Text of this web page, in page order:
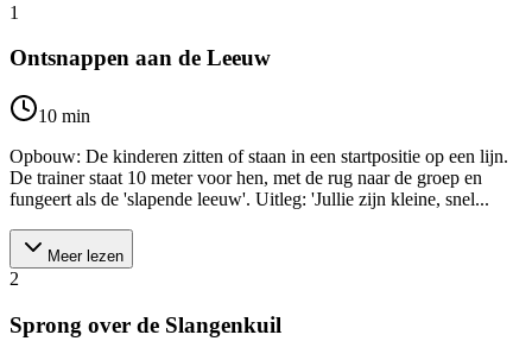
1
Ontsnappen aan de Leeuw
10 min
Opbouw: De kinderen zitten of staan in een startpositie op een lijn.
De trainer staat 10 meter voor hen, met de rug naar de groep en
fungeert als de 'slapende leeuw'. Uitleg: 'Jullie zijn kleine, snel...
Meer lezen
2
Sprong over de Slangenkuil